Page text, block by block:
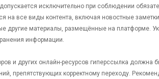
исключительно при соблюдении
на все виды контента, включая новостные
другие материалы, размещённые на платформе.
информации.
и других онлайн-ресурсов гиперссылка должна
препятствующих корректному переходу.